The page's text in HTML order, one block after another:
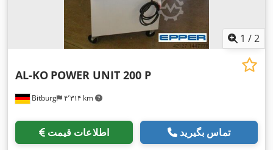
1 /2
Bitburg ۴٬۳۱۴ km
AL-KO POWER UNIT 200 P
اطلاعات قیمت تماس بگیرید